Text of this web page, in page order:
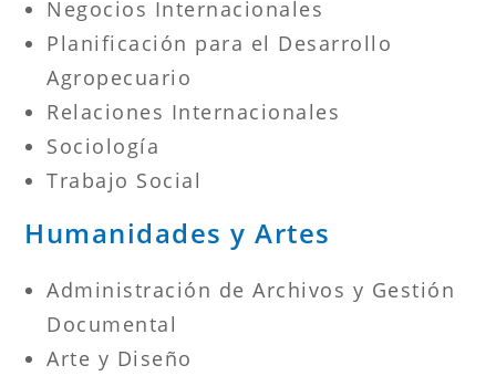
Negocios Internacionales
Planificación para el Desarrollo
Agropecuario
Relaciones Internacionales
Sociología
Trabajo Social
Humanidades y Artes
Administración de Archivos y Gestión
Documental
Arte y Diseño